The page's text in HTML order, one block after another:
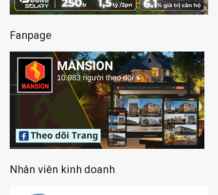
Fanpage
Nhân viên kinh doanh